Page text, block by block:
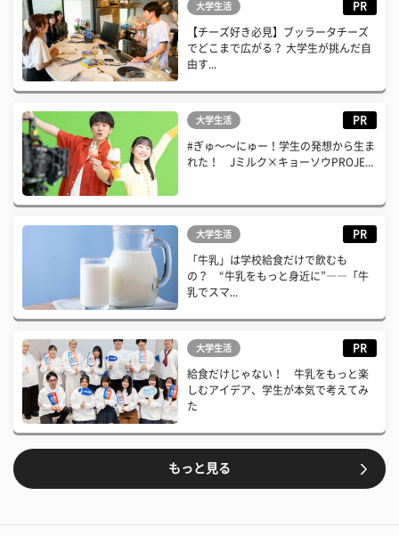
大学生活 PR
【チーズ好き必見】ブッラータチーズ
でどこまで広がる？ 大学生が挑んだ自
由す...
大学生活 PR
#ぎゅ〜〜にゅー！学生の発想から生ま
れた！ Jミルク×キョーソウPROJE...
大学生活 PR
「牛乳」は学校給食だけで飲むも
の？ “牛乳をもっと身近に”――「牛
乳でスマ...
大学生活 PR
給食だけじゃない！ 牛乳をもっと楽
しむアイデア、学生が本気で考えてみ
た
もっと見る